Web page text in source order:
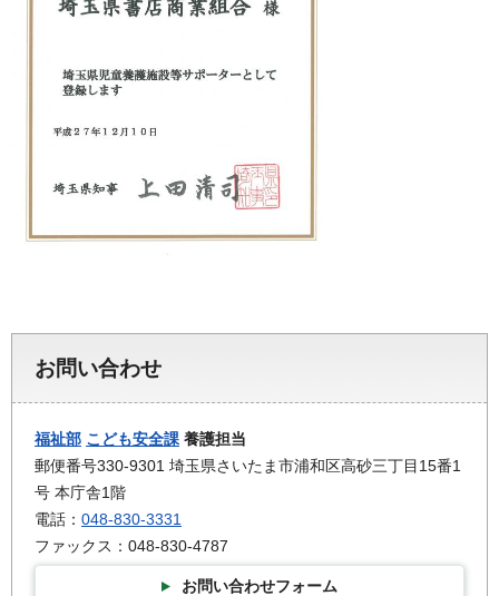
お問い合わせ
福祉部 こども安全課 養護担当
郵便番号330-9301 埼玉県さいたま市浦和区高砂三丁目15番1
号 本庁舎1階
電話： 048-830-3331
ファックス：048-830-4787
お問い合わせフォーム